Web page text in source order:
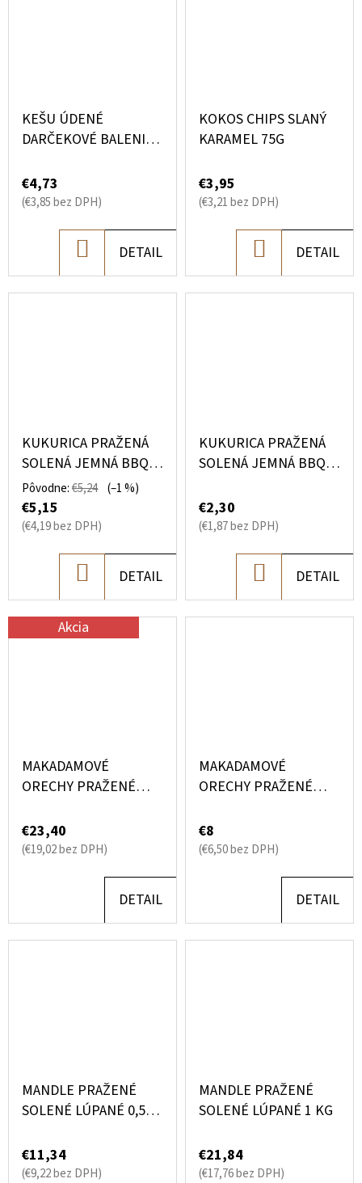
KEŠU ÚDENÉ
DARČEKOVÉ BALENIE
€4,73
(€3,85 bez DPH)
KOŠÍKA
DETAIL
KOKOS CHIPS SLANÝ
KARAMEL 75G
€3,95
(€3,21 bez DPH)
KOŠÍKA
DETAIL
KUKURICA PRAŽENÁ
SOLENÁ JEMNÁ BBQ
500G
Pôvodne:€5,24 (–1 %)
€5,15
(€4,19 bez DPH)
KOŠÍKA
DETAIL
KUKURICA PRAŽENÁ
SOLENÁ JEMNÁ BBQ
100G
€2,30
(€1,87 bez DPH)
KOŠÍKA
DETAIL
Akcia
MAKADAMOVÉ
ORECHY PRAŽENÉ
€23,40
(€19,02 bez DPH)
DETAIL
MAKADAMOVÉ
ORECHY PRAŽENÉ
BALENIE 130G
€8
(€6,50 bez DPH)
DETAIL
MANDLE PRAŽENÉ
SOLENÉ LÚPANÉ 0,5
€11,34
(€9,22 bez DPH)
MANDLE PRAŽENÉ
SOLENÉ LÚPANÉ 1 KG
€21,84
(€17,76 bez DPH)